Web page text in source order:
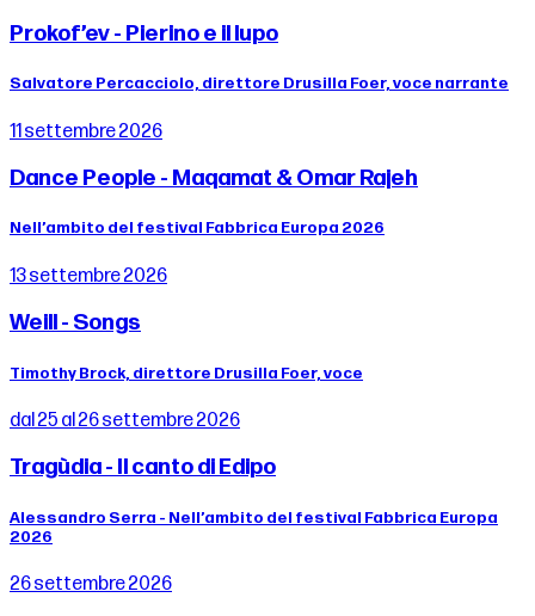
Prokof’ev - Pierino e il lupo
Salvatore Percacciolo, direttore Drusilla Foer, voce narrante
11 settembre 2026
Dance People - Maqamat & Omar Rajeh
Nell’ambito del festival Fabbrica Europa 2026
13 settembre 2026
Weill - Songs
Timothy Brock, direttore Drusilla Foer, voce
dal 25 al 26 settembre 2026
Tragùdia - Il canto di Edipo
Alessandro Serra - Nell’ambito del festival Fabbrica Europa
2026
26 settembre 2026